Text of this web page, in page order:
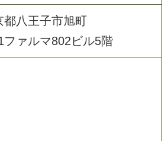
都八王子市旭町
ファルマ802ビル5階